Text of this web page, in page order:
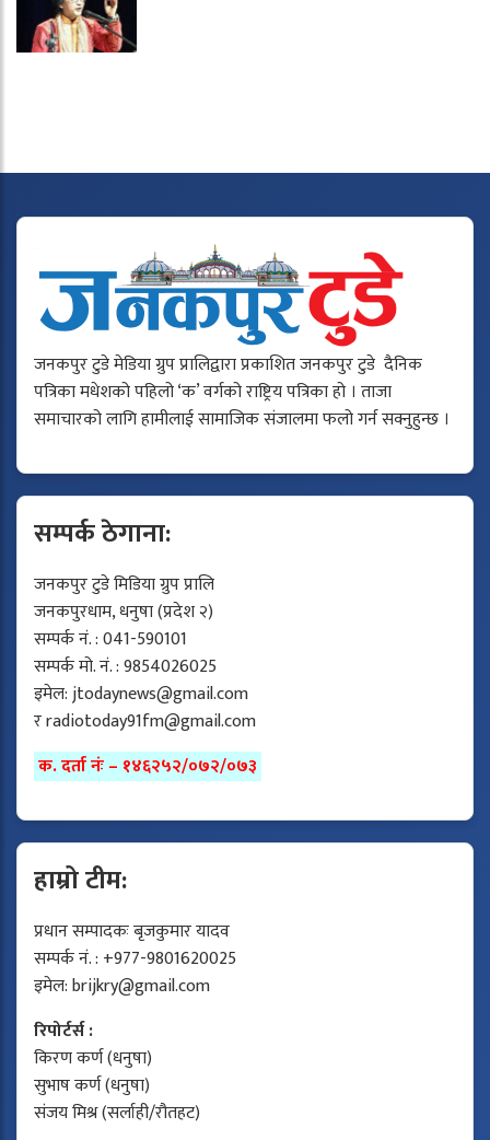
जनकपुर टुडे मेडिया ग्रुप प्रालिद्वारा प्रकाशित जनकपुर टुडे दैनिक
पत्रिका मधेशको पहिलो ‘क’ वर्गको राष्ट्रिय पत्रिका हो । ताजा
समाचारको लागि हामीलाई सामाजिक संजालमा फलो गर्न सक्नुहुन्छ ।
सम्पर्क ठेगाना:
जनकपुर टुडे मिडिया ग्रुप प्रालि
जनकपुरधाम, धनुषा (प्रदेश २)
सम्पर्क नं. : 041-590101
सम्पर्क मो. नं. : 9854026025
इमेल:jtodaynews@gmail.com
रradiotoday91fm@gmail.com
क. दर्ता नंः – १४६२५२/०७२/०७३
हाम्रो टीम:
प्रधान सम्पादकः बृजकुमार यादव
सम्पर्क नं. : +977-9801620025
इमेल:brijkry@gmail.com
रिपोर्टर्स :
किरण कर्ण (धनुषा)
सुभाष कर्ण (धनुषा)
संजय मिश्र (सर्लाही/रौतहट)